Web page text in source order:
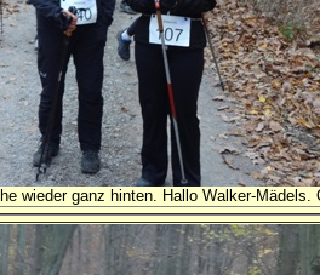
wieder ganz hinten. Hallo Walker-Mädels.